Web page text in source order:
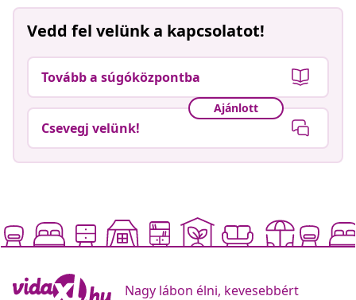
Vedd fel velünk a kapcsolatot!
Tovább a súgóközpontba
Ajánlott
Csevegj velünk!
Nagy lábon élni, kevesebbért